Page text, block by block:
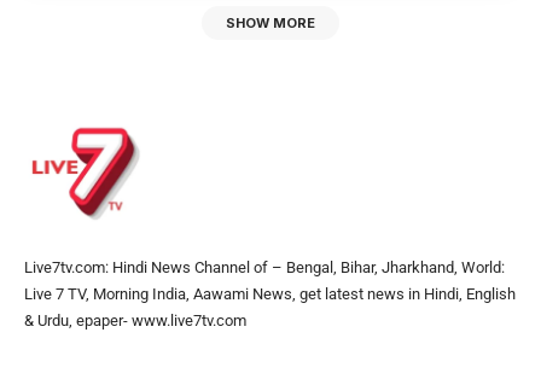
SHOW MORE
Live7tv.com: Hindi News Channel of – Bengal, Bihar, Jharkhand, World:
Live 7 TV, Morning India, Aawami News, get latest news in Hindi, English
& Urdu, epaper- www.live7tv.com